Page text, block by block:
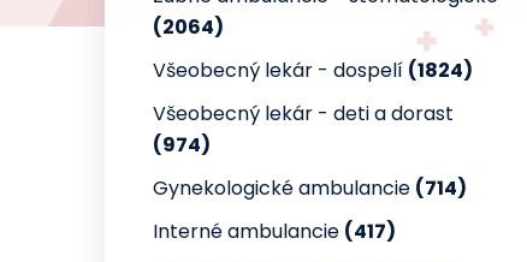
(2064)
Všeobecný lekár - dospelí (1824)
Všeobecný lekár - deti a dorast
(974)
Gynekologické ambulancie (714)
Interné ambulancie (417)